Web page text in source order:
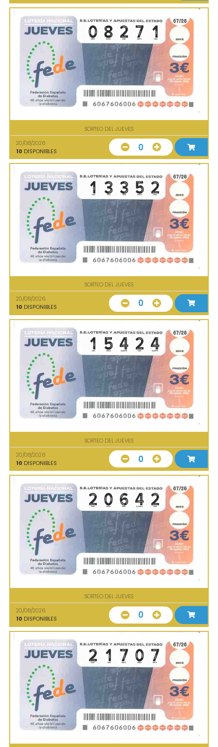
SORTEO DEL JUEVES
20/08/2026
10 DISPONIBLES 0
SORTEO DEL JUEVES
20/08/2026
10 DISPONIBLES 0
SORTEO DEL JUEVES
20/08/2026
10 DISPONIBLES 0
SORTEO DEL JUEVES
20/08/2026
10 DISPONIBLES 0